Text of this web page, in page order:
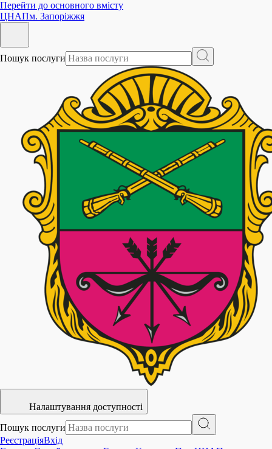
Перейти до основного вмісту
ЦНАПм. Запоріжжя
Пошук послуги
Налаштування доступності
Пошук послуги
РеєстраціяВхід